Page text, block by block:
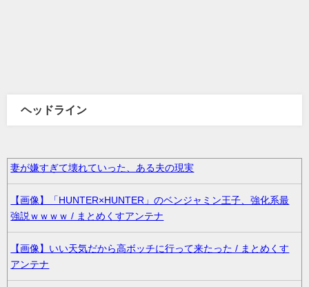
ヘッドライン
妻が嫌すぎて壊れていった、ある夫の現実
【画像】「HUNTER×HUNTER」のベンジャミン王子、強化系最
強説ｗｗｗｗ / まとめくすアンテナ
【画像】いい天気だから高ボッチに行って来たった / まとめくす
アンテナ